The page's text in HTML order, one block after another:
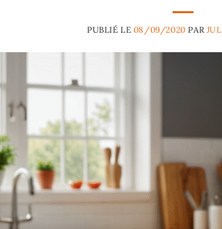
PUBLIÉ LE 08/09/2020 PAR